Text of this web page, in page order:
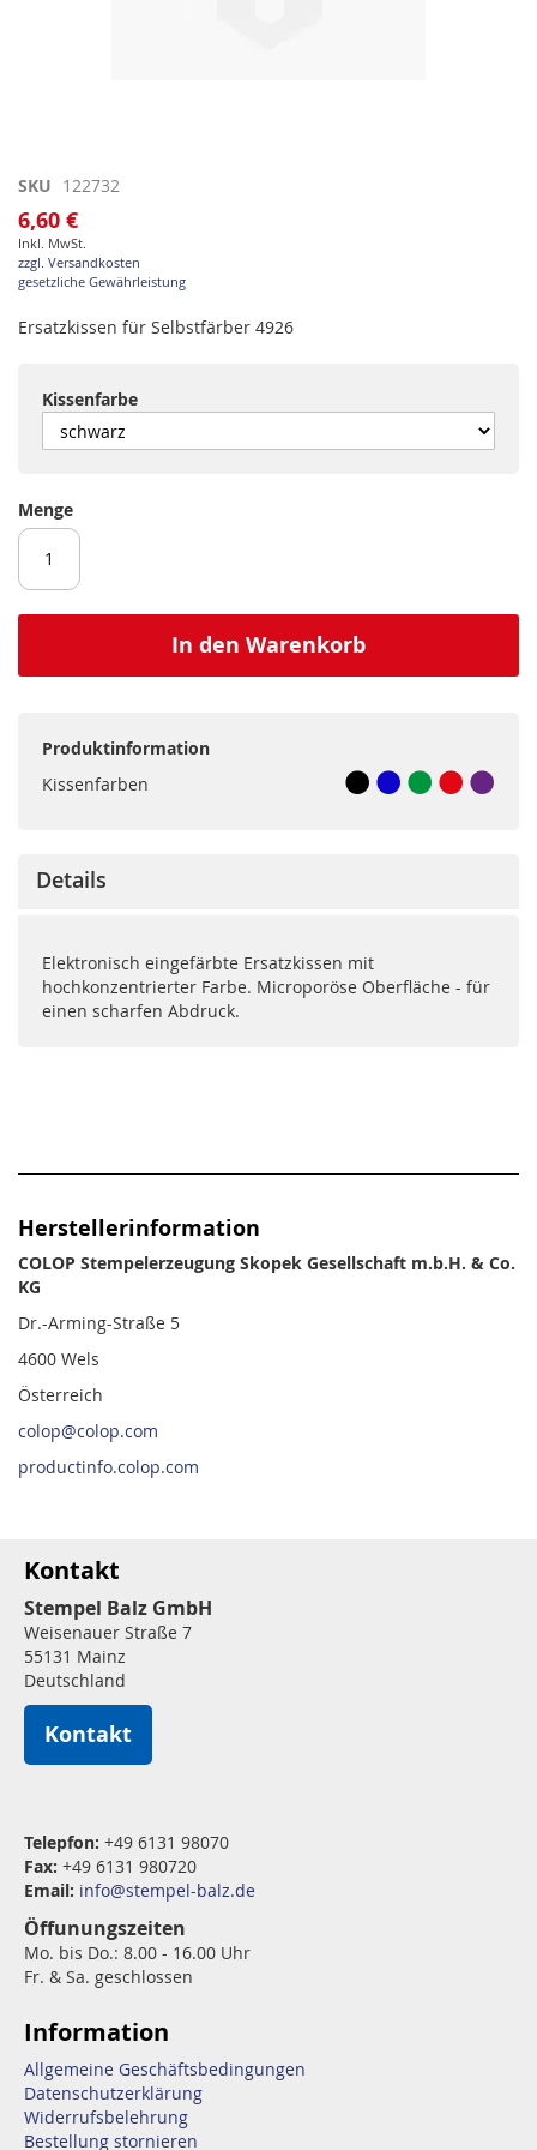
Zum
Anfang
der
Bildgalerie
springen
SKU 122732
6,60 €
Inkl. MwSt.
zzgl. Versandkosten
gesetzliche Gewährleistung
Ersatzkissen für Selbstfärber 4926
Kissenfarbe
Menge
In den Warenkorb
Produktinformation
Kissenfarben
Details
Elektronisch eingefärbte Ersatzkissen mit
hochkonzentrierter Farbe. Microporöse Oberfläche - für
einen scharfen Abdruck.
Herstellerinformation
COLOP Stempelerzeugung Skopek Gesellschaft m.b.H. & Co.
KG
Dr.-Arming-Straße 5
4600 Wels
Österreich
colop@colop.com
productinfo.colop.com
Kontakt
Stempel Balz GmbH
Weisenauer Straße 7
55131 Mainz
Deutschland
Kontakt
Telepfon: +49 6131 98070
Fax: +49 6131 980720
Email: info@stempel-balz.de
Öffunungszeiten
Mo. bis Do.: 8.00 - 16.00 Uhr
Fr. & Sa. geschlossen
Information
Allgemeine Geschäftsbedingungen
Datenschutzerklärung
Widerrufsbelehrung
Bestellung stornieren